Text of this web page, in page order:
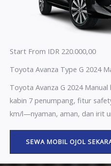
Start From IDR 220.000,00
Toyota Avanza Type G 2024
Toyota Avanza G 2024
kabin 7 penumpang, fitur
km/l—nyaman, aman, dan irit
SEWA MOBIL OJOL